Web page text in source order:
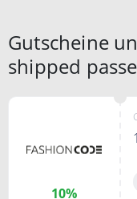
Gutscheine
shipped
10%